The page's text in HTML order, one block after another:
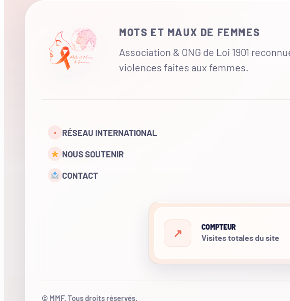
MOTS ET MAUX DE FEMMES
Association & ONG de Loi 1901
violences faites aux femmes.
• RÉSEAU INTERNATIONAL
NOUS SOUTENIR
CONTACT
COMPTEUR
Visites totales du site
© MMF. Tous droits réservés.